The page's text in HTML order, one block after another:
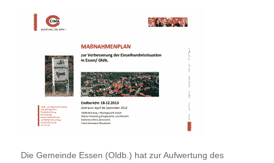
Die Gemeinde Essen (Oldb.) hat zur Aufwertung des